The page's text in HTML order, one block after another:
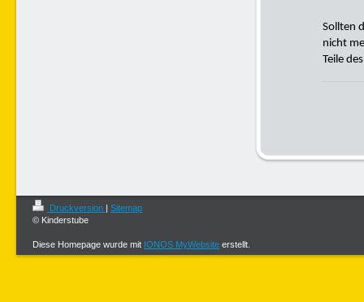
Sollten
nicht
Teile
Druckversion | Sitemap
© Kinderstube
Diese Homepage wurde mit IONOS MyWebsite erstellt.